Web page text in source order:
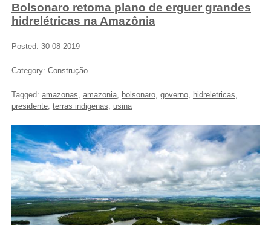
Bolsonaro retoma plano de erguer grandes
hidrelétricas na Amazônia
Posted: 30-08-2019
Category: Construção
Tagged: amazonas amazonia, bolsonaro, governo, hidreletricas
presidente, terras indigenas usina